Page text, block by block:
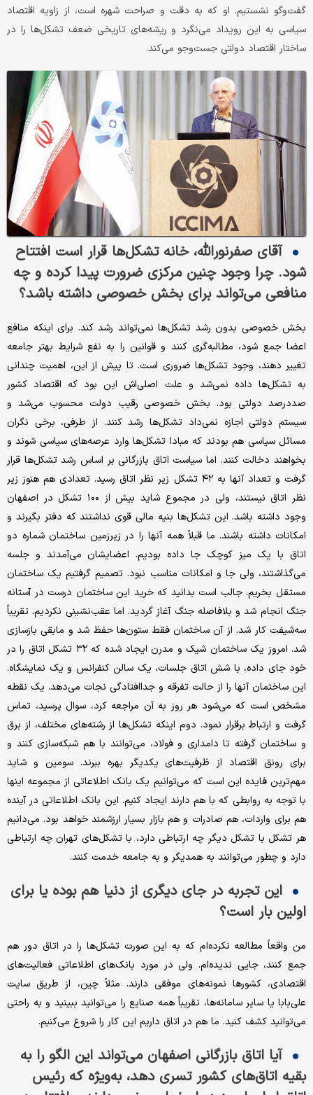
گفت‌وگو نشستیم. او که به دقت و صراحت شهره است، از زاویه اقتصاد
سیاسی به این رویداد می‌نگرد و ریشه‌های تاریخی ضعف تشکل‌ها را در
ساختار اقتصاد دولتی جست‌وجو می‌کند.
آقای صفرنورالله، خانه تشکل‌ها قرار است افتتاح
شود. چرا وجود چنین مرکزی ضرورت پیدا کرده و چه
منافعی می‌تواند برای بخش خصوصی داشته باشد؟
بخش خصوصی بدون رشد تشکل‌ها نمی‌تواند رشد کند. برای اینکه منافع
اعضا جمع شود، مطالبه‌گری کنند و قوانین را به نفع شرایط بهتر جامعه
تغییر دهند، وجود تشکل‌ها ضروری است. تا پیش از این، اهمیت چندانی
به تشکل‌ها داده نمی‌شد و علت اصلی‌اش این بود که اقتصاد کشور
صددرصد دولتی بود. بخش خصوصی رقیب دولت محسوب می‌شد و
سیستم دولتی اجازه نمی‌داد تشکل‌ها رشد کنند. از طرفی، برخی نگران
مسائل سیاسی هم بودند که مبادا تشکل‌ها وارد عرصه‌های سیاسی شوند و
بخواهند دخالت کنند. اما سیاست اتاق بازرگانی بر اساس رشد تشکل‌ها قرار
گرفت و تعداد آنها به ۴۲ تشکل زیر نظر اتاق رسید. تعدادی هم هنوز زیر
نظر اتاق نیستند، ولی در مجموع شاید بیش از ۱۰۰ تشکل در اصفهان
وجود داشته باشد. این تشکل‌ها بنیه مالی قوی نداشتند که دفتر بگیرند و
امکانات داشته باشند. ما قبلاً همه آنها را در زیرزمین ساختمان شماره دو
اتاق با یک میز کوچک جا داده بودیم. اعضایشان می‌آمدند و جلسه
می‌گذاشتند، ولی جا و امکانات مناسب نبود. تصمیم گرفتیم یک ساختمان
مستقل بخریم. جالب است بدانید که خرید این ساختمان درست در آستانه
جنگ انجام شد و بلافاصله جنگ آغاز گردید. اما عقب‌نشینی نکردیم. تقریباً
سه‌شیفت کار شد. از آن ساختمان فقط ستون‌ها حفظ شد و مابقی بازسازی
شد. امروز یک ساختمان شیک و مدرن ایجاد شده که ۳۲ تشکل اتاق را در
خود جای داده، با شش اتاق جلسات، یک سالن کنفرانس و یک نمایشگاه.
این ساختمان آنها را از حالت تفرقه و جداافتادگی نجات می‌دهد. یک نقطه
مشخص است که می‌شود هر روز به آن مراجعه کرد، سوال پرسید، تماس
گرفت و ارتباط برقرار نمود. دوم اینکه تشکل‌ها از رشته‌های مختلف، از برق
و ساختمان گرفته تا دامداری و فولاد، می‌توانند با هم شبکه‌سازی کنند و
برای رونق اقتصاد از ظرفیت‌های یکدیگر بهره ببرند. سومین و شاید
مهم‌ترین فایده این است که می‌توانیم یک بانک اطلاعاتی از مجموعه اینها
با توجه به روابطی که با هم دارند ایجاد کنیم. این بانک اطلاعاتی در آینده
هم برای واردات، هم صادرات و هم بازار بسیار ارزشمند خواهد بود. می‌دانیم
هر تشکل با تشکل دیگر چه ارتباطی دارد، با تشکل‌های تهران چه ارتباطی
دارد و چطور می‌توانند به همدیگر و به جامعه خدمت کنند.
این تجربه در جای دیگری از دنیا هم بوده یا برای
اولین بار است؟
من واقعاً مطالعه نکرده‌ام که به این صورت تشکل‌ها را در اتاق دور هم
جمع کنند، جایی ندیده‌ام. ولی در مورد بانک‌های اطلاعاتی فعالیت‌های
اقتصادی، کشورها نمونه‌های موفقی دارند. مثلاً چین، از طریق سایت
علی‌بابا یا سایر سامانه‌ها، تقریباً همه صنایع را می‌توانید ببینید و به راحتی
می‌توانید کشف کنید. ما هم در اتاق داریم این کار را شروع می‌کنیم.
آیا اتاق بازرگانی اصفهان می‌تواند این الگو را به
بقیه اتاق‌های کشور تسری دهد، به‌ویژه که رئیس